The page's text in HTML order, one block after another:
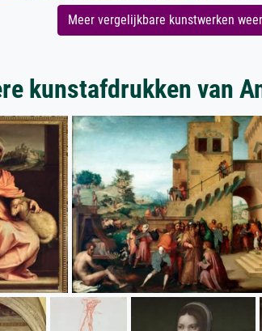
Meer vergelijkbare kunstwerken
kunstafdrukken van